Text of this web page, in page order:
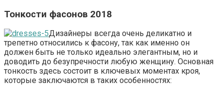
Тонкости фасонов 2018
Дизайнеры всегда очень деликатно и
трепетно относились к фасону, так как именно он
должен быть не только идеально элегантным, но и
доводить до безупречности любую женщину. Основная
тонкость здесь состоит в ключевых моментах кроя,
которые заключаются в таких особенностях: